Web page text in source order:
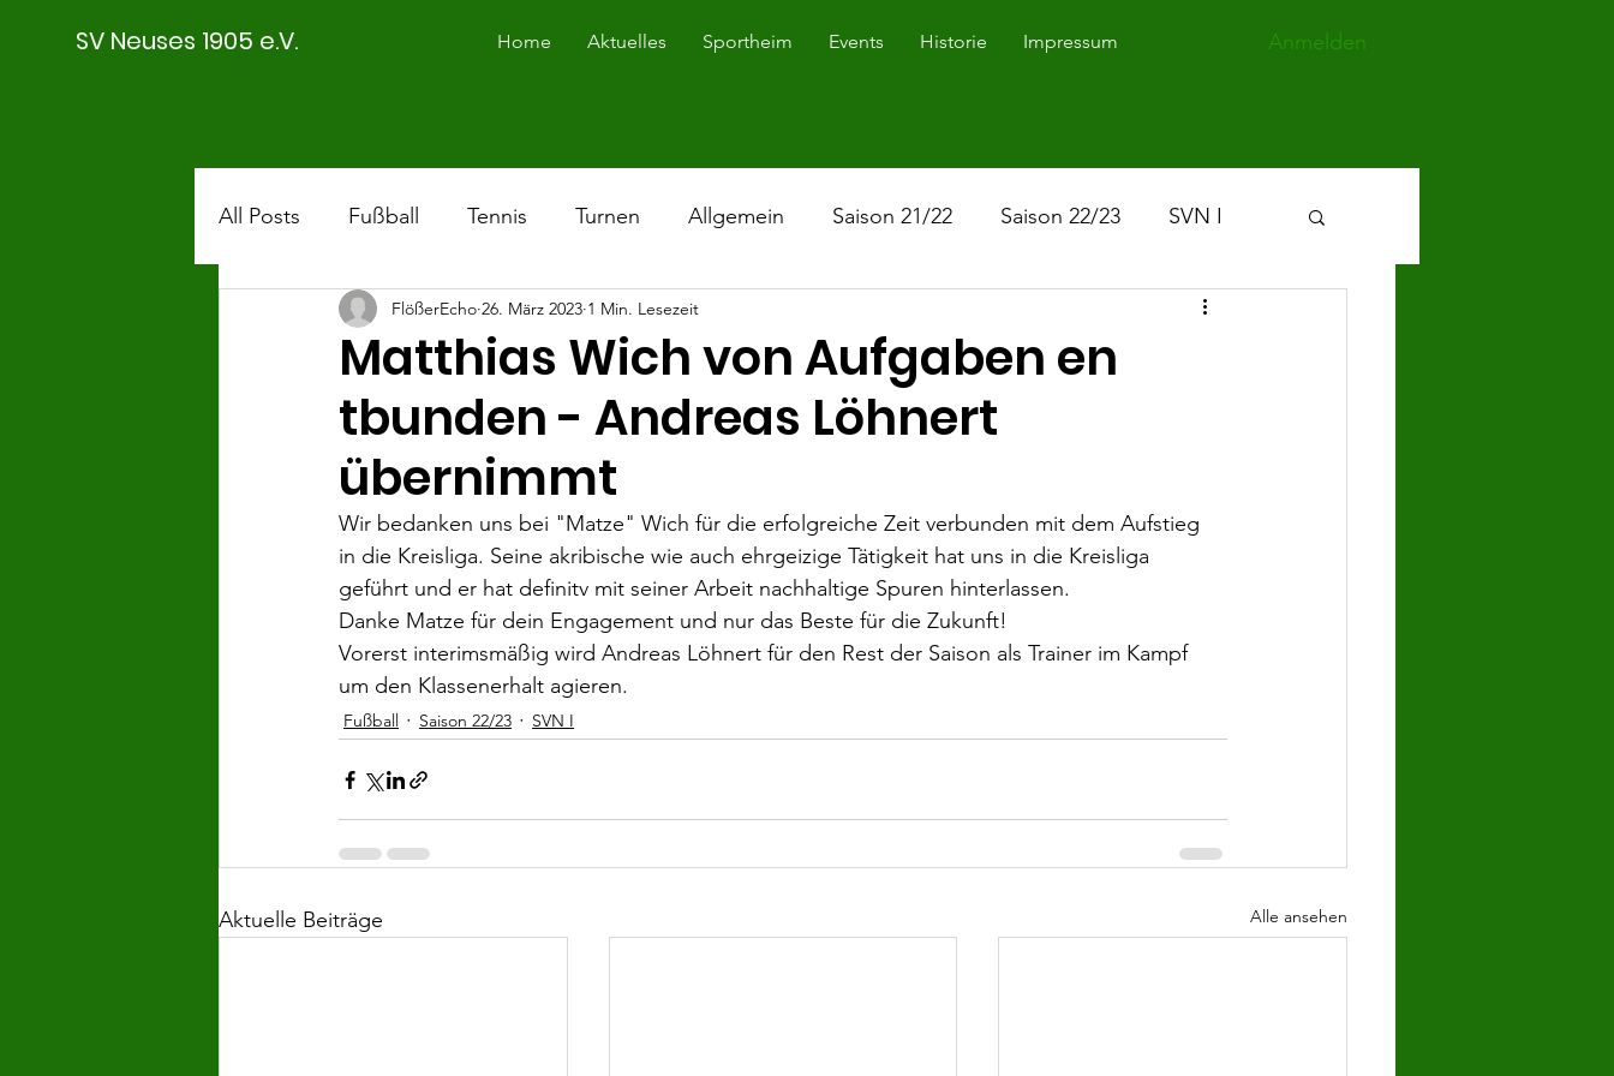
SV Neuses 1905 e.V. Home Aktuelles Sportheim Events Historie Impressum Anmelden
All Posts Fußball Tennis Turnen Allgemein Saison 21/22 Saison 22/23 SVN I
Saison 18/19 Saison 19/21
Matthias Wich von Aufgaben en
tbunden - Andreas Löhnert
übernimmt
FlößerEcho 26. März 2023 1 Min. Lesezeit
Wir bedanken uns bei "Matze" Wich für die erfolgreiche Zeit verbunden mit dem Aufstieg
in die Kreisliga. Seine akribische wie auch ehrgeizige Tätigkeit hat uns in die Kreisliga
geführt und er hat definitv mit seiner Arbeit nachhaltige Spuren hinterlassen.
Danke Matze für dein Engagement und nur das Beste für die Zukunft!
Vorerst interimsmäßig wird Andreas Löhnert für den Rest der Saison als Trainer im Kampf
um den Klassenerhalt agieren.
Fußball Saison 22/23 SVN I
Aktuelle Beiträge Alle ansehen